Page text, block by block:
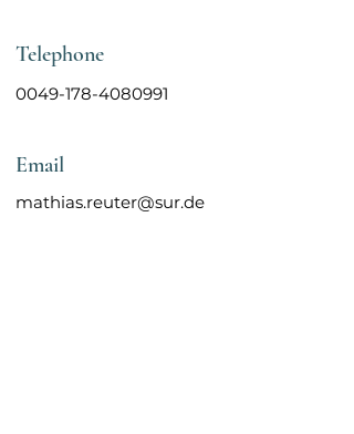
Telephone
0049-178-4080991
Email
mathias.reuter@sur.de